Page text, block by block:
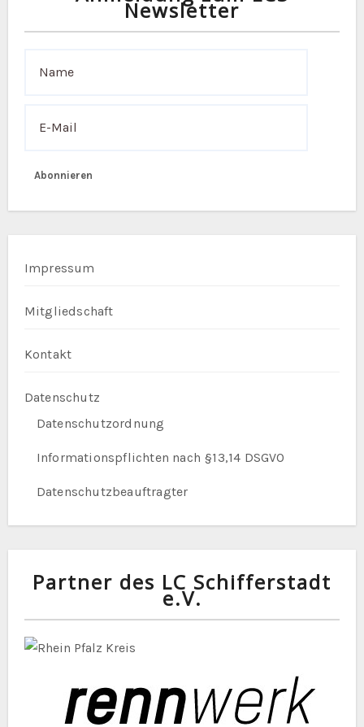
n
Newsletter
Abonnieren
Impressum
Mitgliedschaft
Kontakt
Datenschutz
Datenschutzordnung
Informationspflichten nach §13,14 DSGVO
Datenschutzbeauftragter
Partner des LC Schifferstadt
e.V.